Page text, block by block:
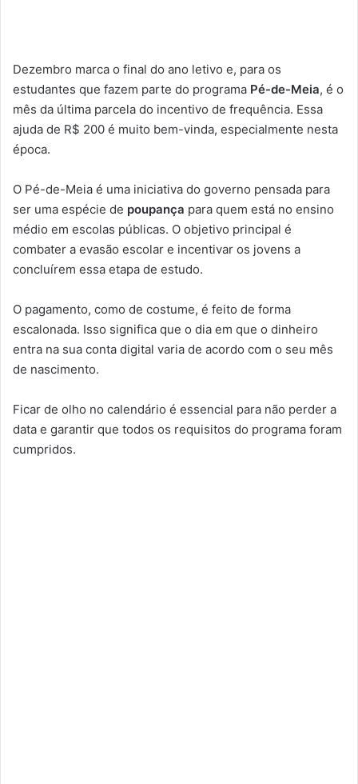
Dezembro marca o final do ano letivo e, para os
estudantes que fazem parte do programa Pé-de-Meia, é o
mês da última parcela do incentivo de frequência. Essa
ajuda de R$ 200 é muito bem-vinda, especialmente nesta
época.
O Pé-de-Meia é uma iniciativa do governo pensada para
ser uma espécie de poupança para quem está no ensino
médio em escolas públicas. O objetivo principal é
combater a evasão escolar e incentivar os jovens a
concluírem essa etapa de estudo.
O pagamento, como de costume, é feito de forma
escalonada. Isso significa que o dia em que o dinheiro
entra na sua conta digital varia de acordo com o seu mês
de nascimento.
Ficar de olho no calendário é essencial para não perder a
data e garantir que todos os requisitos do programa foram
cumpridos.